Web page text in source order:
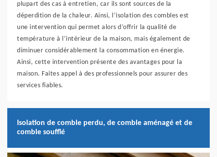
plupart des cas à entretien, car ils sont sources de la
déperdition de la chaleur. Ainsi, l’isolation des combles est
une intervention qui permet alors d’offrir la qualité de
température à l’intérieur de la maison, mais également de
diminuer considérablement la consommation en énergie.
Ainsi, cette intervention présente des avantages pour la
maison. Faites appel à des professionnels pour assurer des
services fiables.
Isolation de comble perdu, de comble aménagé et de
comble soufflé